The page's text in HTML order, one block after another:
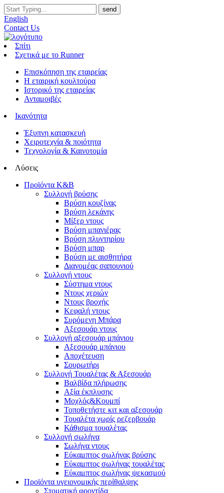
English
Contact Us
Σπίτι
Σχετικά με το Runner
Επισκόπηση της εταιρείας
Η εταιρική κουλτούρα
Ιστορικό της εταιρείας
Ανταμοιβές
Ικανότητα
Έξυπνη κατασκευή
Χειροτεχνία & ποιότητα
Τεχνολογία & Καινοτομία
Λύσεις
Προϊόντα K&B
Συλλογή βρύσης
Βρύση κουζίνας
Βρύση λεκάνης
Μίξερ ντους
Βρύση μπανιέρας
Βρύση πλυντηρίου
Βρύση μπαρ
Βρύση με αισθητήρα
Διανομέας σαπουνιού
Συλλογή ντους
Σύστημα ντους
Ντους χεριών
Ντους βροχής
Κεφαλή ντους
Συρόμενη Μπάρα
Αξεσουάρ ντους
Συλλογή αξεσουάρ μπάνιου
Αξεσουάρ μπάνιου
Αποχέτευση
Σουρωτήρι
Συλλογή Τουαλέτας & Αξεσουάρ
Βαλβίδα πλήρωσης
Αξία έκπλυσης
Μοχλός&Κουμπί
Τοποθετήστε κιτ και αξεσουάρ
Τουαλέτα χωρίς ρεζερβουάρ
Κάθισμα τουαλέτας
Συλλογή σωλήνα
Σωλήνα ντους
Εύκαμπτος σωλήνας βρύσης
Εύκαμπτος σωλήνας τουαλέτας
Εύκαμπτος σωλήνας ψεκασμού
Προϊόντα υγειονομικής περίθαλψης
Στοματική φροντίδα